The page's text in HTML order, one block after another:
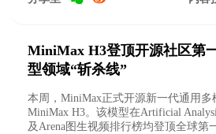
MiniMax H3登顶开源社区第
型领域“斩杀线”
本周，MiniMax正式开源新一代通用多
MiniMax H3。该模型在Artificial
及Arena图生视频排行榜均登顶全球第